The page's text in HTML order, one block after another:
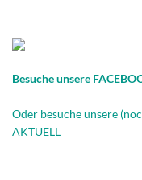
Besuche unsere
Oder besuche unsere
AKTUELL